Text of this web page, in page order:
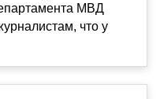
МВД
что у